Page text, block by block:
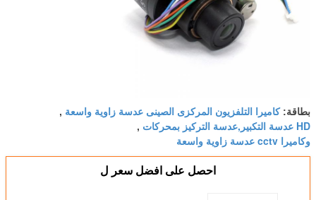
بطاقة:كاميرا التلفزيون المركزى الصينى عدسة زاوية واسعة ,
HD عدسة التكبير,عدسة التركيز بمحركات ,
وكاميرا cctv عدسة زاوية واسعة
احصل على افضل سعر ل